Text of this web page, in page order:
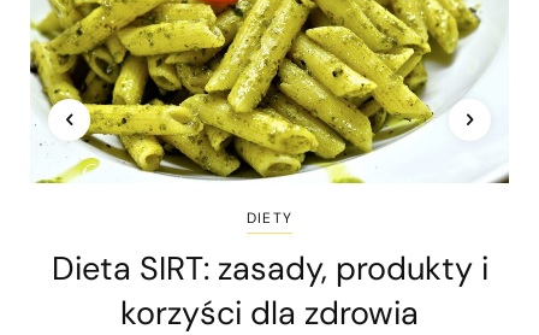
DIETY
Dieta SIRT: zasady, produkty i
korzyści dla zdrowia